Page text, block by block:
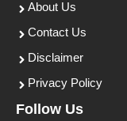
About Us
Contact Us
Disclaimer
Privacy Policy
Follow Us